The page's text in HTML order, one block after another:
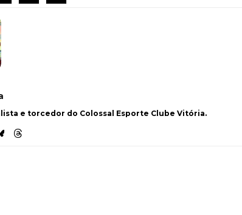
e torcedor do Colossal Esporte Clube Vitória.